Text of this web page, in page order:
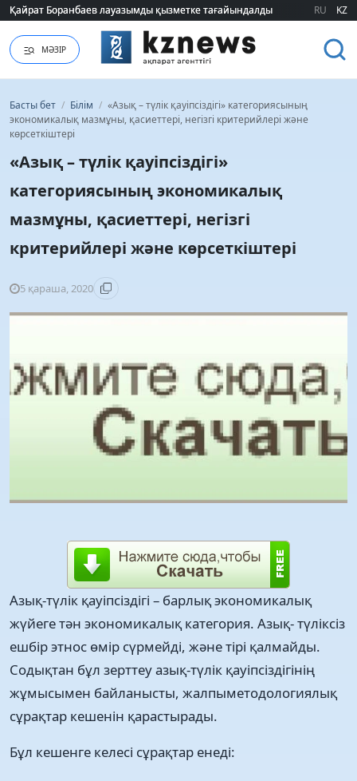
Грант иегерлері қашан белгілі болады?: Министрлік нақты мерзімді
Грант иегерлері қашан белгілі болады?: Министрлік нақты мерзімді
RU KZ
МӘЗІР
Басты бет / Білім / «Азық – түлік қауіпсіздігі» категориясының
экономикалық мазмұны, қасиеттері, негізгі критерийлері және
көрсеткіштері
«Азық – түлік қауіпсіздігі»
категориясының экономикалық
мазмұны, қасиеттері, негізгі
критерийлері және көрсеткіштері
5 қараша, 2020
Азық-түлік қауіпсіздігі – барлық экономикалық
жүйеге тән экономикалық категория. Азық- түліксіз
ешбір этнос өмір сүрмейді, және тірі қалмайды.
Содықтан бұл зерттеу азық-түлік қауіпсіздігінің
жұмысымен байланысты, жалпыметодологиялық
сұрақтар кешенін қарастырады.
Бұл кешенге келесі сұрақтар енеді: